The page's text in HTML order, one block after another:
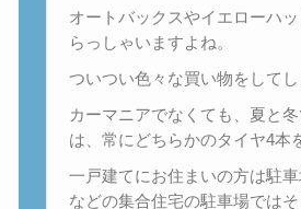
オートバックスやイエローハ
らっしゃいますよね。
ついつい色々な買い物をして
カーマニアでなくても、夏と
は、常にどちらかのタイヤ4本
一戸建てにお住まいの方は駐
などの集合住宅の駐車場ではそ